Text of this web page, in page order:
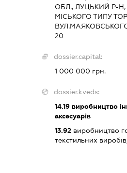
ОБЛ., ЛУЦЬКИЙ Р-
МІСЬКОГО ТИПУ
20
dossier.capital:
1 000 000 грн.
dossier.kveds:
14.19виробництво
аксесуарів
13.92виробництво
текстильних